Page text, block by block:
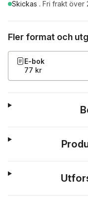
Skickas . Fri frakt över
Fler format och
E-bok
77 kr